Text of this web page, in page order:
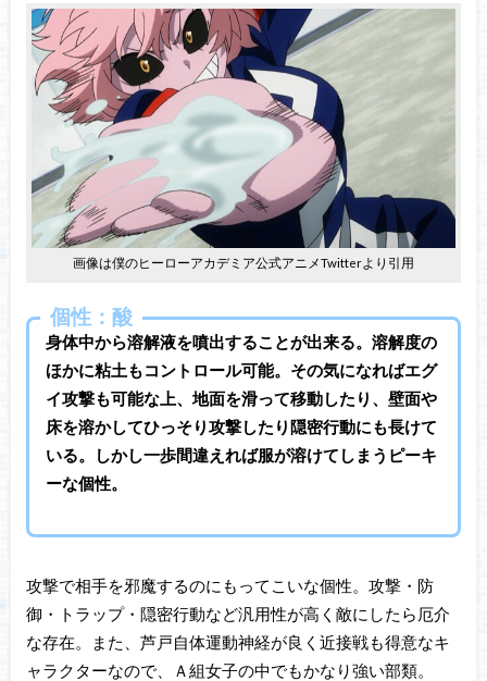
画像は僕のヒーローアカデミア公式アニメTwitterより引用
個性：酸
身体中から溶解液を噴出することが出来る。溶解度の
ほかに粘土もコントロール可能。その気になればエグ
イ攻撃も可能な上、地面を滑って移動したり、壁面や
床を溶かしてひっそり攻撃したり隠密行動にも長けて
いる。しかし一歩間違えれば服が溶けてしまうピーキ
ーな個性。
攻撃で相手を邪魔するのにもってこいな個性。攻撃・防
御・トラップ・隠密行動など汎用性が高く敵にしたら厄介
な存在。また、芦戸自体運動神経が良く近接戦も得意なキ
ャラクターなので、Ａ組女子の中でもかなり強い部類。